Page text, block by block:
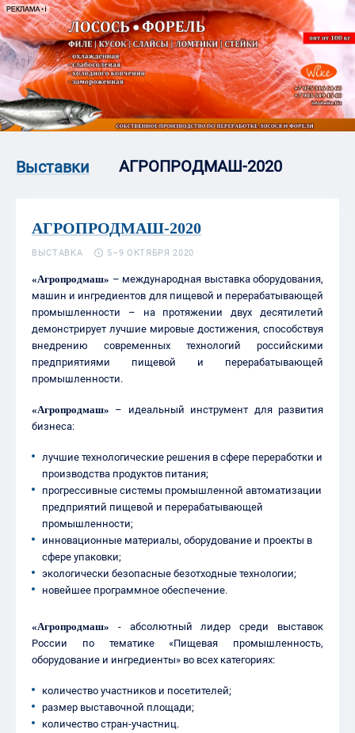
Выставки АГРОПРОДМАШ-2020
АГРОПРОДМАШ-2020
ВЫСТАВКА 5–9 ОКТЯБРЯ 2020
«Агропродмаш» – международная выставка оборудования,
машин и ингредиентов для пищевой и перерабатывающей
промышленности – на протяжении двух десятилетий
демонстрирует лучшие мировые достижения, способствуя
внедрению современных технологий российскими
предприятиями пищевой и перерабатывающей
промышленности.
«Агропродмаш» – идеальный инструмент для развития
бизнеса:
лучшие технологические решения в сфере переработки и
производства продуктов питания;
прогрессивные системы промышленной автоматизации
предприятий пищевой и перерабатывающей
промышленности;
инновационные материалы, оборудование и проекты в
сфере упаковки;
экологически безопасные безотходные технологии;
новейшее программное обеспечение.
«Агропродмаш» - абсолютный лидер среди выставок
России по тематике «Пищевая промышленность,
оборудование и ингредиенты» во всех категориях:
количество участников и посетителей;
размер выставочной площади;
количество стран-участниц.